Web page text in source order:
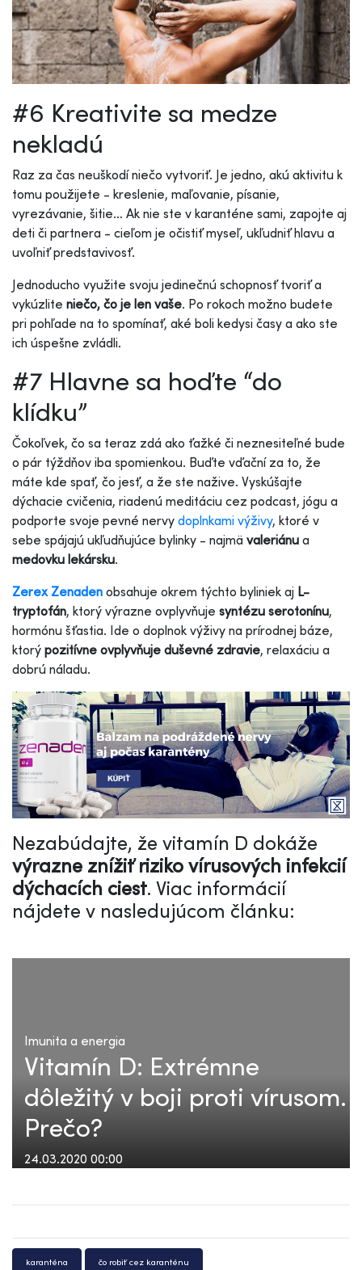
#6 Kreativite sa medze
nekladú
Raz za čas neuškodí niečo vytvoriť. Je jedno, akú aktivitu k
tomu použijete - kreslenie, maľovanie, písanie,
vyrezávanie, šitie… Ak nie ste v karanténe sami, zapojte aj
deti či partnera - cieľom je očistiť myseľ, ukľudniť hlavu a
uvoľniť predstavivosť.
Jednoducho využite svoju jedinečnú schopnosť tvoriť a
vykúzlite niečo, čo je len vaše. Po rokoch možno budete
pri pohľade na to spomínať, aké boli kedysi časy a ako ste
ich úspešne zvládli.
#7 Hlavne sa hoďte “do
klídku”
Čokoľvek, čo sa teraz zdá ako ťažké či neznesiteľné bude
o pár týždňov iba spomienkou. Buďte vďační za to, že
máte kde spať, čo jesť, a že ste nažive. Vyskúšajte
dýchacie cvičenia, riadenú meditáciu cez podcast, jógu a
podporte svoje pevné nervy doplnkami výživy, ktoré v
sebe spájajú ukľudňujúce bylinky - najmä valeriánu a
medovku lekársku.
Zerex Zenaden obsahuje okrem týchto byliniek aj L-
tryptofán, ktorý výrazne ovplyvňuje syntézu serotonínu,
hormónu šťastia. Ide o doplnok výživy na prírodnej báze,
ktorý pozitívne ovplyvňuje duševné zdravie, relaxáciu a
dobrú náladu.
Nezabúdajte, že vitamín D dokáže
výrazne znížiť riziko vírusových infekcií
dýchacích ciest. Viac informácií
nájdete v nasledujúcom článku:
Imunita a energia
Vitamín D: Extrémne
dôležitý v boji proti vírusom.
Prečo?
24.03.2020 00:00
karanténa čo robiť cez karanténu